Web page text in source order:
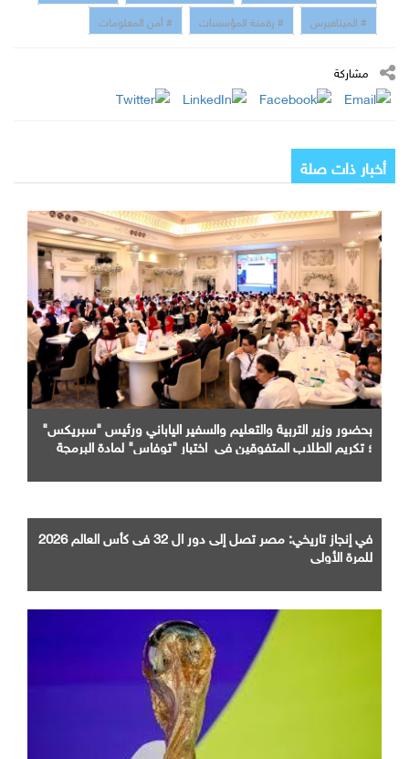
# الميتافيرس
# رقمنة المؤسسات # أمن المعلومات
مشاركة
أخبار ذات صلة
بحضور وزير التربية والتعليم والسفير الياباني ورئيس "سبريكس"
؛ تكريم الطلاب المتفوقين في اختبار "توفاس" لمادة البرمجة
في إنجاز تاريخي: مصر تصل إلى دور ال 32 فى كأس العالم 2026
للمرة الأولى